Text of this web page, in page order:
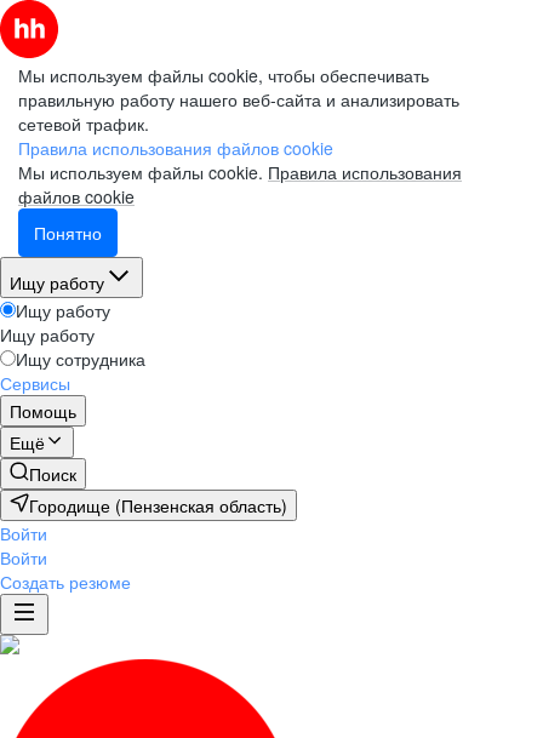
Мы используем файлы cookie, чтобы обеспечивать
правильную работу нашего веб-сайта и анализировать
сетевой трафик.
Правила использования файлов cookie
Мы используем файлы cookie. Правила использования
файлов cookie
Понятно
Ищу работу
Ищу работу
Ищу работу
Ищу сотрудника
Сервисы
Помощь
Ещё
Поиск
Городище (Пензенская область)
Войти
Войти
Создать резюме